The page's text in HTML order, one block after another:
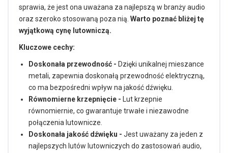
sprawia, że jest ona uważana za najlepszą w branży audio
oraz szeroko stosowaną poza nią. Warto poznać bliżej tę
wyjątkową cynę lutowniczą.
Kluczowe cechy:
Doskonała przewodność - Dzięki unikalnej mieszance
metali, zapewnia doskonałą przewodność elektryczną,
co ma bezpośredni wpływ na jakość dźwięku.
Równomierne krzepnięcie - Lut krzepnie
równomiernie, co gwarantuje trwałe i niezawodne
połączenia lutownicze.
Doskonała jakość dźwięku - Jest uważany za jeden z
najlepszych lutów lutowniczych do zastosowań audio,